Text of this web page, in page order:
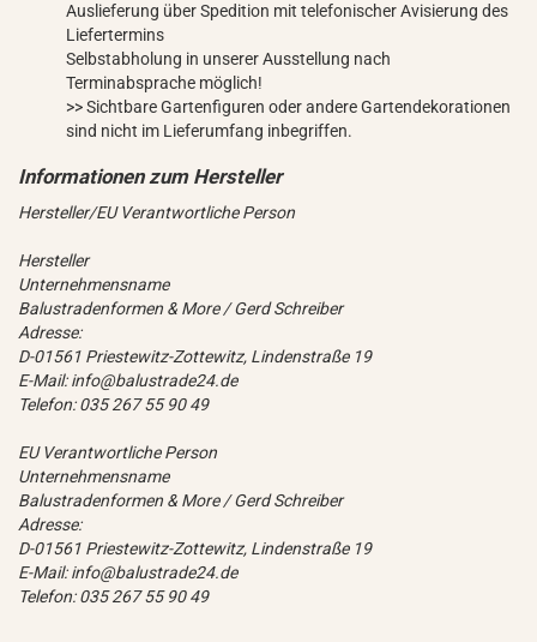
Auslieferung über Spedition mit telefonischer Avisierung des
Liefertermins
Selbstabholung in unserer Ausstellung nach
Terminabsprache möglich!
>> Sichtbare Gartenfiguren oder andere Gartendekorationen
sind nicht im Lieferumfang inbegriffen.
Hersteller/EU Verantwortliche Person
Hersteller
Unternehmensname
Balustradenformen & More / Gerd Schreiber
Adresse:
D-01561 Priestewitz-Zottewitz, Lindenstraße 19
E-Mail: info@balustrade24.de
Telefon: 035 267 55 90 49
EU Verantwortliche Person
Unternehmensname
Balustradenformen & More / Gerd Schreiber
Adresse:
D-01561 Priestewitz-Zottewitz, Lindenstraße 19
E-Mail: info@balustrade24.de
Telefon: 035 267 55 90 49